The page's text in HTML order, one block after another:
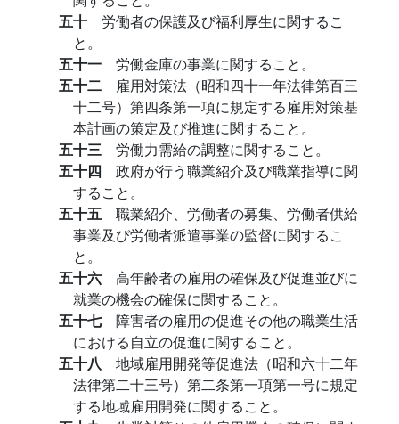
五十 労働者の保護及び福利厚生に関するこ
と。
五十一 労働金庫の事業に関すること。
五十二 雇用対策法（昭和四十一年法律第百三
十二号）第四条第一項に規定する雇用対策基
本計画の策定及び推進に関すること。
五十三 労働力需給の調整に関すること。
五十四 政府が行う職業紹介及び職業指導に関
すること。
五十五 職業紹介、労働者の募集、労働者供給
事業及び労働者派遣事業の監督に関するこ
と。
五十六 高年齢者の雇用の確保及び促進並びに
就業の機会の確保に関すること。
五十七 障害者の雇用の促進その他の職業生活
における自立の促進に関すること。
五十八 地域雇用開発等促進法（昭和六十二年
法律第二十三号）第二条第一項第一号に規定
する地域雇用開発に関すること。